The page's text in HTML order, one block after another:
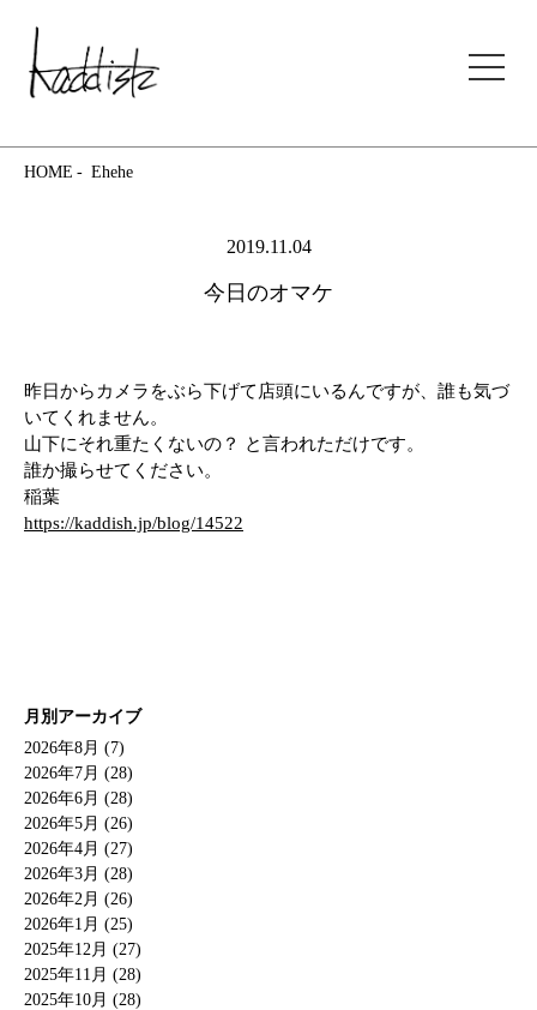
kaddish development store
HOME Ehehe
2019.11.04
今日のオマケ
昨日からカメラをぶら下げて店頭にいるんですが、誰も気づ
いてくれません。
山下にそれ重たくないの？ と言われただけです。
誰か撮らせてください。
稲葉
https://kaddish.jp/blog/14522
月別アーカイブ
2026年8月 (7)
2026年7月 (28)
2026年6月 (28)
2026年5月 (26)
2026年4月 (27)
2026年3月 (28)
2026年2月 (26)
2026年1月 (25)
2025年12月 (27)
2025年11月 (28)
2025年10月 (28)